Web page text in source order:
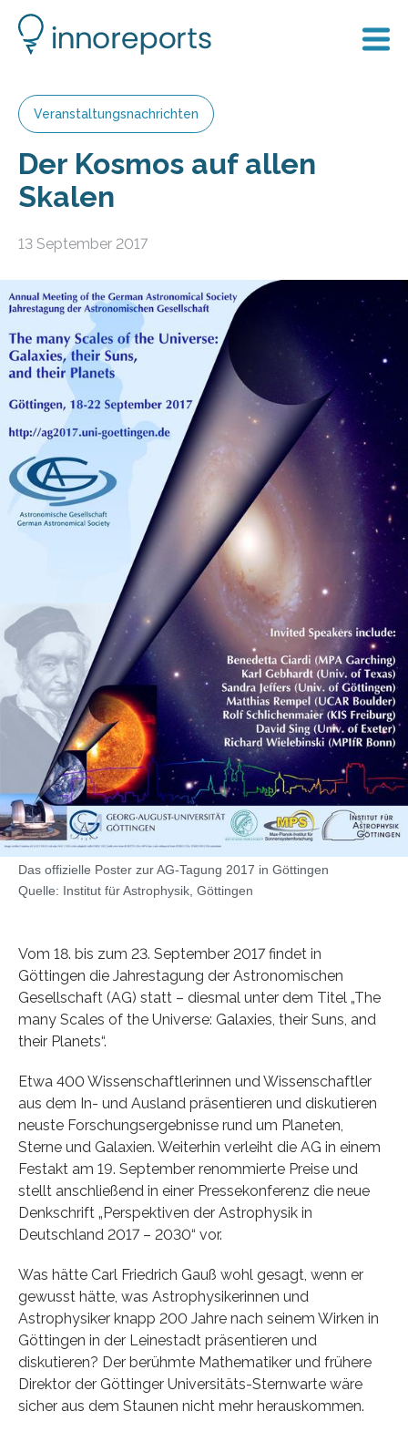
Veranstaltungsnachrichten
Der Kosmos auf allen
Skalen
13 September 2017
Das offizielle Poster zur AG-Tagung 2017 in Göttingen
Quelle: Institut für Astrophysik, Göttingen
Vom 18. bis zum 23. September 2017 findet in
Göttingen die Jahrestagung der Astronomischen
Gesellschaft (AG) statt – diesmal unter dem Titel „The
many Scales of the Universe: Galaxies, their Suns, and
their Planets“.
Etwa 400 Wissenschaftlerinnen und Wissenschaftler
aus dem In- und Ausland präsentieren und diskutieren
neuste Forschungsergebnisse rund um Planeten,
Sterne und Galaxien. Weiterhin verleiht die AG in einem
Festakt am 19. September renommierte Preise und
stellt anschließend in einer Pressekonferenz die neue
Denkschrift „Perspektiven der Astrophysik in
Deutschland 2017 – 2030“ vor.
Was hätte Carl Friedrich Gauß wohl gesagt, wenn er
gewusst hätte, was Astrophysikerinnen und
Astrophysiker knapp 200 Jahre nach seinem Wirken in
Göttingen in der Leinestadt präsentieren und
diskutieren? Der berühmte Mathematiker und frühere
Direktor der Göttinger Universitäts-Sternwarte wäre
sicher aus dem Staunen nicht mehr herauskommen.